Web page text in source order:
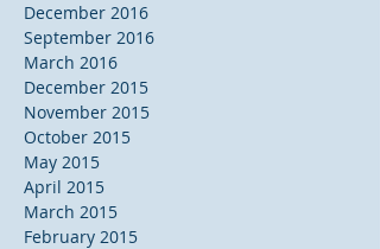
December 2016
September 2016
March 2016
December 2015
November 2015
October 2015
May 2015
April 2015
March 2015
February 2015